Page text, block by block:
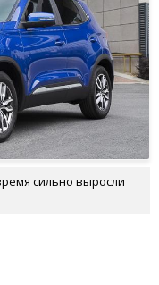
сильно выросли